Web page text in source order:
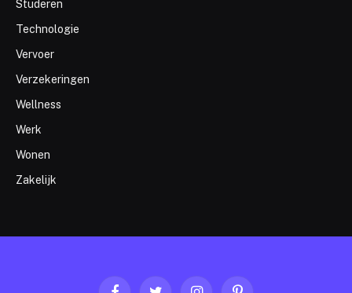
Studeren
Technologie
Vervoer
Verzekeringen
Wellness
Werk
Wonen
Zakelijk